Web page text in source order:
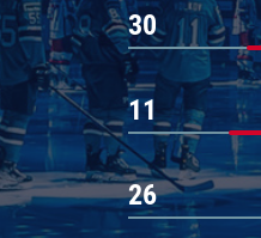
30
11
26